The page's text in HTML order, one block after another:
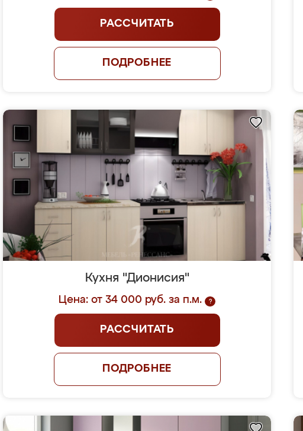
РАССЧИТАТЬ
ПОДРОБНЕЕ
Кухня "Дионисия"
Цена: от 34 000 руб. за п.м. ?
РАССЧИТАТЬ
ПОДРОБНЕЕ